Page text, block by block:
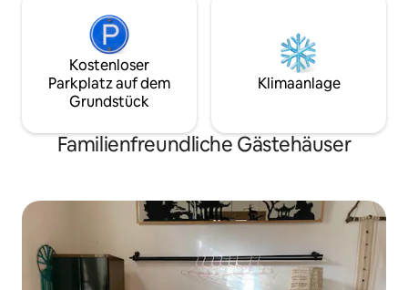
Kostenloser
Parkplatz auf dem
Grundstück
Klimaanlage
Familienfreundliche Gästehäuser